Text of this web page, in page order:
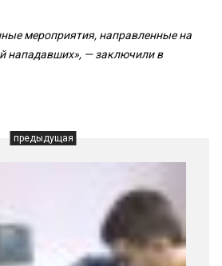
мероприятия, направленные на
нападавших», — заключили в
предыдущая